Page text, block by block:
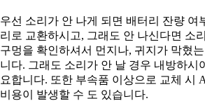
우선 소리가 안 나게 되면 배터리 잔량 여
리로 교환하시고, 그래도 안 나신다면 소
구멍을 확인하셔서 먼지나, 귀지가 막혔
니다. 그래도 소리가 안 날 경우 내방하시
요합니다. 또한 부속품 이상으로 교체 시
비용이 발생할 수 도 있습니다.